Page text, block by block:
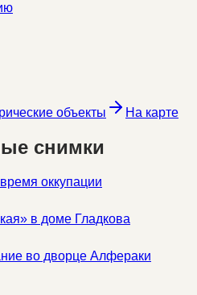
объекты На карте
снимки
оккупации
в доме Гладкова
во дворце Алфераки